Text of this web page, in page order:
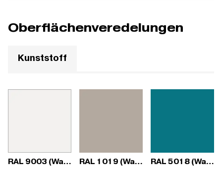
Oberflächenveredelungen
Kunststoff
RAL 9003 (Wave) RAL 1019 (Wave) RAL 5018 (Wave)